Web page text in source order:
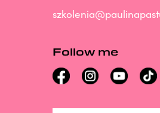
Follow me